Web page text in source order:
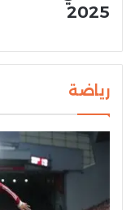
2025
رياضة